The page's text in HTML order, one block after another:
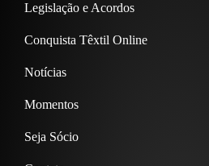
Legislação e Acordos
Conquista Têxtil Online
Notícias
Momentos
Seja Sócio